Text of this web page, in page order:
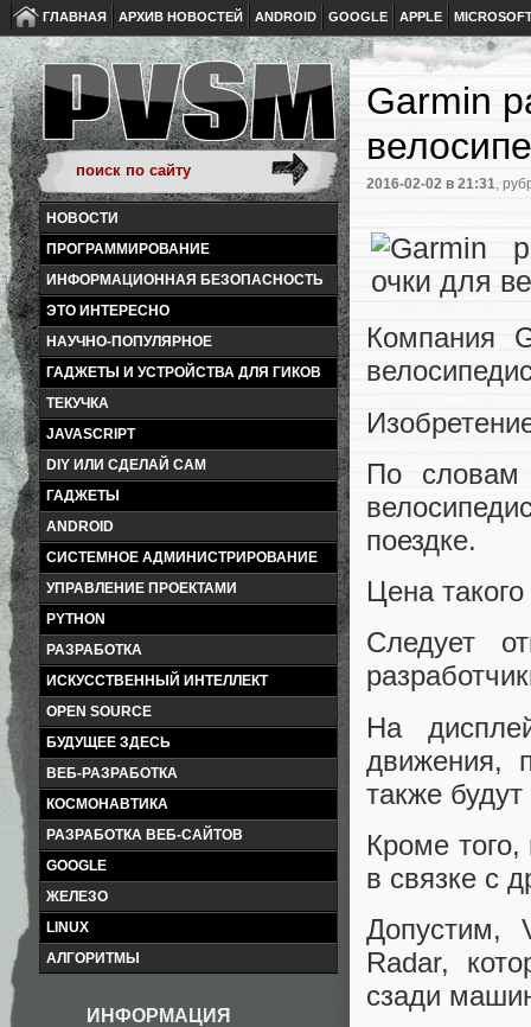
ГЛАВНАЯ АРХИВ НОВОСТЕЙ ANDROID GOOGLE APPLE
НОВОСТИ
ПРОГРАММИРОВАНИЕ
ИНФОРМАЦИОННАЯ БЕЗОПАСНОСТЬ
ЭТО ИНТЕРЕСНО
НАУЧНО-ПОПУЛЯРНОЕ
ГАДЖЕТЫ И УСТРОЙСТВА ДЛЯ ГИКОВ
ТЕКУЧКА
JAVASCRIPT
DIY ИЛИ СДЕЛАЙ САМ
ГАДЖЕТЫ
ANDROID
СИСТЕМНОЕ АДМИНИСТРИРОВАНИЕ
УПРАВЛЕНИЕ ПРОЕКТАМИ
PYTHON
РАЗРАБОТКА
ИСКУССТВЕННЫЙ ИНТЕЛЛЕКТ
OPEN SOURCE
БУДУЩЕЕ ЗДЕСЬ
ВЕБ-РАЗРАБОТКА
КОСМОНАВТИКА
РАЗРАБОТКА ВЕБ-САЙТОВ
GOOGLE
ЖЕЛЕЗО
LINUX
АЛГОРИТМЫ
ИНФОРМАЦИЯ
Garmin
2016-02-02 в 21:31,
Компания
По словам
поездке.
Цена
Следует
На
движения,
также
Кроме того,
в связке с
Допустим,
Radar,
сзади